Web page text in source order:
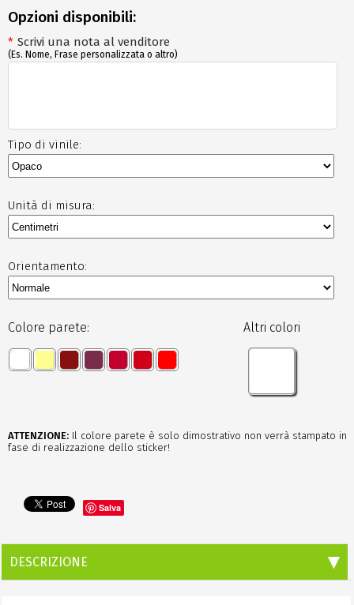
Opzioni disponibili:
Tipo di vinile:
Unità di misura:
Orientamento:
Colore parete: Altri colori
ATTENZIONE: Il colore parete è solo dimostrativo non verrà stampato in
fase di realizzazione dello sticker!
* Scrivi una nota al venditore
(Es. Nome, Frase personalizzata o altro)
Salva
DESCRIZIONE